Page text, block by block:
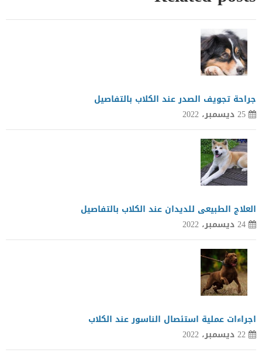
جراحة تجويف الصدر عند الكلاب بالتفاصيل
25 ديسمبر، 2022
العلاج الطبيعى للديدان عند الكلاب بالتفاصيل
24 ديسمبر، 2022
اجراءات عملية استئصال الناسور عند الكلاب
22 ديسمبر، 2022